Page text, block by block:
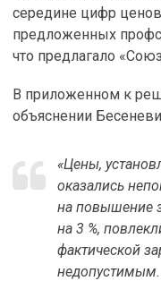
середине цифр
предложенных
что предлагало
В приложенном к
объяснении
«Цены,
оказались
на повышение
на 3 %,
фактической
недопустимым.